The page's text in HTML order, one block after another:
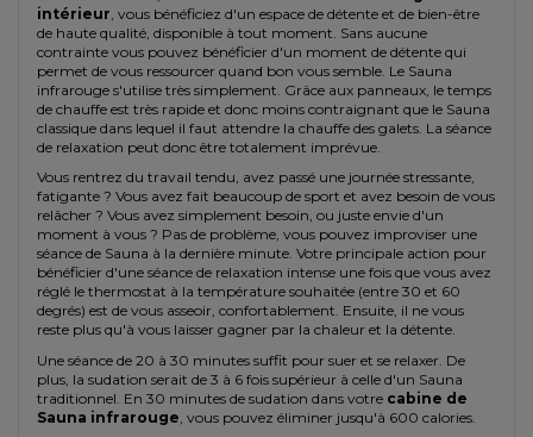
intérieur , vous bénéficiez d'un espace de détente et de bien-être
de haute qualité, disponible à tout moment. Sans aucune
contrainte vous pouvez bénéficier d'un moment de détente qui
permet de vous ressourcer quand bon vous semble. Le Sauna
infrarouge s'utilise très simplement. Grâce aux panneaux, le temps
de chauffe est très rapide et donc moins contraignant que le Sauna
classique dans lequel il faut attendre la chauffe des galets. La séance
de relaxation peut donc être totalement imprévue.
Vous rentrez du travail tendu, avez passé une journée stressante,
fatigante ? Vous avez fait beaucoup de sport et avez besoin de vous
relâcher ? Vous avez simplement besoin, ou juste envie d'un
moment à vous ? Pas de problème, vous pouvez improviser une
séance de Sauna à la dernière minute. Votre principale action pour
bénéficier d'une séance de relaxation intense une fois que vous avez
réglé le thermostat à la température souhaitée (entre 30 et 60
degrés) est de vous asseoir, confortablement. Ensuite, il ne vous
reste plus qu'à vous laisser gagner par la chaleur et la détente.
Une séance de 20 à 30 minutes suffit pour suer et se relaxer. De
plus, la sudation serait de 3 à 6 fois supérieur à celle d'un Sauna
traditionnel. En 30 minutes de sudation dans votre cabine de
Sauna infrarouge , vous pouvez éliminer jusqu'à 600 calories.